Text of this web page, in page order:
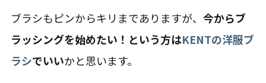
ブラシもピンからキリまでありますが、 今からブ
ラッシングを始めたい！という方はKENTの洋服ブ
ラシでいいかと思います。